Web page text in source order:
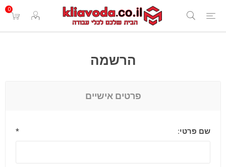
0
הרשמה
פרטים אישיים
שם פרטי: *